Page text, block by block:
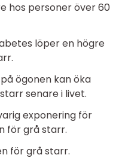
hos personer över 60
löper en högre
ögonen kan öka
senare i livet.
exponering för
för grå starr.
för grå starr.